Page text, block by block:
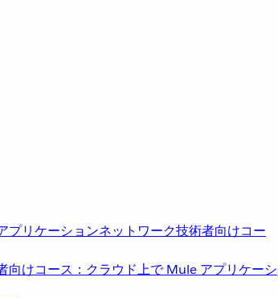
プリケーションネットワーク技術者向けコー
向けコース：クラウド上で Mule アプリケーシ